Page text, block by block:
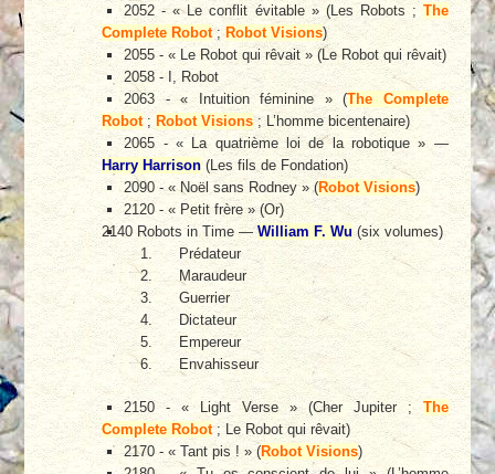
2052 - « Le conflit évitable » (Les Robots ; The
Complete Robot; Robot Visions)
2055 - « Le Robot qui rêvait » (Le Robot qui rêvait)
2058 - I, Robot
2063 - « Intuition féminine » (The Complete
Robot; Robot Visions; L’homme bicentenaire)
2065 - « La quatrième loi de la robotique » —
Harry Harrison(Les fils de Fondation)
2090 - « Noël sans Rodney » (Robot Visions)
2120 - « Petit frère » (Or)
2140 Robots in Time —William F. Wu(six volumes)
Prédateur
Maraudeur
Guerrier
Dictateur
Empereur
Envahisseur
2150 - « Light Verse » (Cher Jupiter ; The
Complete Robot; Le Robot qui rêvait)
2170 - « Tant pis ! » (Robot Visions)